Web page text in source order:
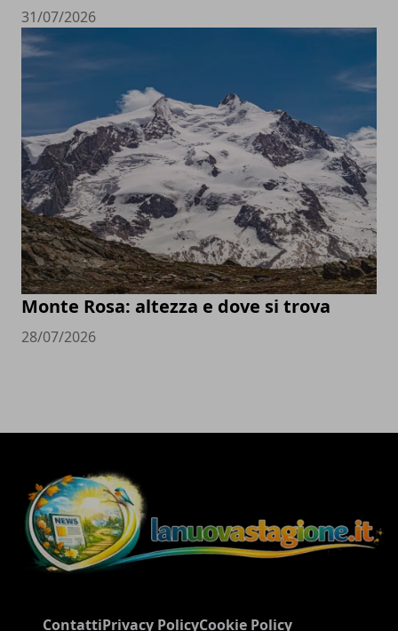
31/07/2026
Monte Rosa: altezza e dove si trova
28/07/2026
ContattiPrivacy PolicyCookie Policy